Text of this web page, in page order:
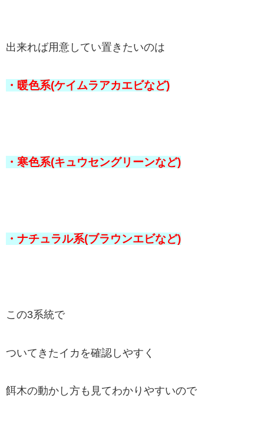
出来れば用意してい置きたいのは
・暖色系(ケイムラアカエビなど)
・寒色系(キュウセングリーンなど)
・ナチュラル系(ブラウンエビなど)
この3系統で
ついてきたイカを確認しやすく
餌木の動かし方も見てわかりやすいので